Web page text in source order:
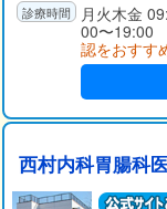
月火木金
00〜19:00
認をおすす
西村内科胃腸科